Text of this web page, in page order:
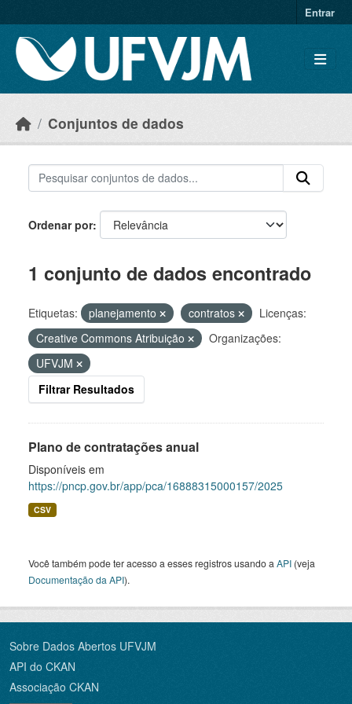
Entrar
Conjuntos de dados
Ordenar por
1 conjunto de dados encontrado
Etiquetas: planejamento contratos
Licenças:
Creative Commons Atribuição
Organizações:
UFVJM
Filtrar Resultados
Plano de contratações anual
Disponíveis em
https://pncp.gov.br/app/pca/16888315000157/2025
CSV
Você também pode ter acesso a esses registros usando a API (veja
Documentação da API).
Sobre Dados Abertos UFVJM
API do CKAN
Associação CKAN